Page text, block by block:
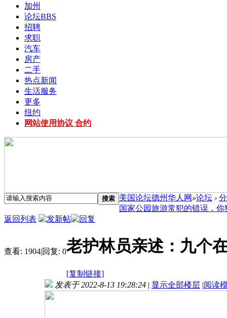
加州
论坛BBS
招聘
求职
汽车
房产
二手
热点新闻
生活服务
更多
纽约
网站使用协议 合约
搜索 美国论坛德州华人网 »论坛 ›
国家公园旅游常犯的错误，你
返回列表
查看: 1904|回复: 0老护林员亲述：九个
[复制链接]
发表于 2022-8-13 19:28:24 | 显示全部楼层 |阅读